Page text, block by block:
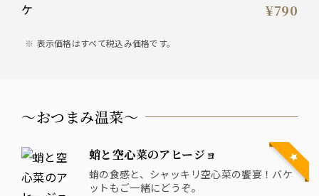
¥790
表示価格はすべて税込み価格です。
〜おつまみ温菜〜
蛸と空心菜のアヒージョ
蛸の食感と、シャッキリ空心菜の饗宴！バケ
ットもご一緒にどうぞ。